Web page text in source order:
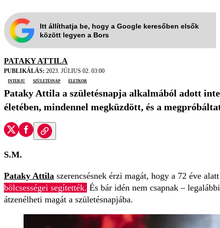
Itt állíthatja be, hogy a Google keresőben elsők
között legyen a Bors
PATAKY ATTILA
PUBLIKÁLÁS: 2023. JÚLIUS 02. 03:00
interjú
születésnap életkor
Pataky Attila a születésnapja alkalmából adott
életében, mindennel megküzdött, és a
S.M.
Pataky Attila szerencsésnek érzi magát, hogy a 72 éve
bölcsességei segítették. És bár idén nem csapnak –
átzenélheti magát a születésnapjába.